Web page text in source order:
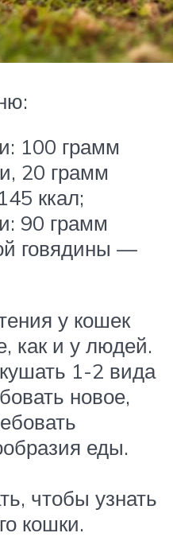
100 грамм
20 грамм
ккал;
90 грамм
говядины —
у кошек
как и у людей.
1-2 вида
новое,
еды.
чтобы узнать
кошки.